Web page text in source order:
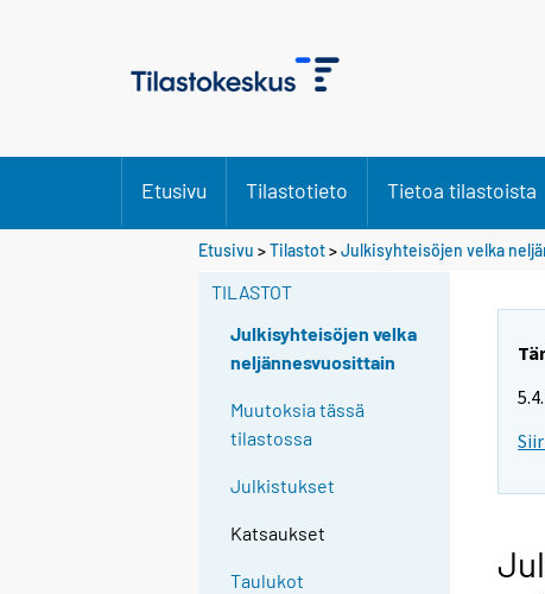
Etusivu Tilastotieto Tietoa tilastoista
Etusivu >Tilastot>Julkisyhteisöjen velka
TILASTOT
Julkisyhteisöjen velka
neljännesvuosittain
Muutoksia tässä
tilastossa
Julkistukset
Katsaukset
Taulukot